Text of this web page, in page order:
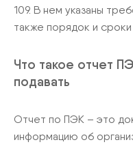
109. В нем указаны
также порядок и
Что такое отчет
подавать
Отчет по ПЭК – это
информацию об